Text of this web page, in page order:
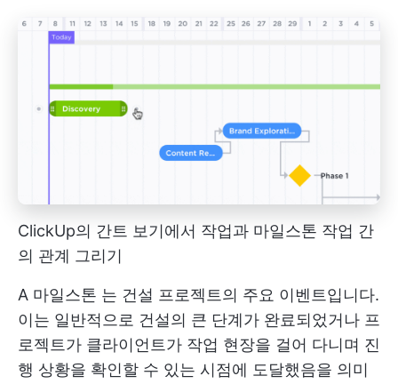
ClickUp의 간트 보기에서 작업과 마일스톤 작업 간
의 관계 그리기
A 마일스톤 는 건설 프로젝트의 주요 이벤트입니다.
이는 일반적으로 건설의 큰 단계가 완료되었거나 프
로젝트가 클라이언트가 작업 현장을 걸어 다니며 진
행 상황을 확인할 수 있는 시점에 도달했음을 의미